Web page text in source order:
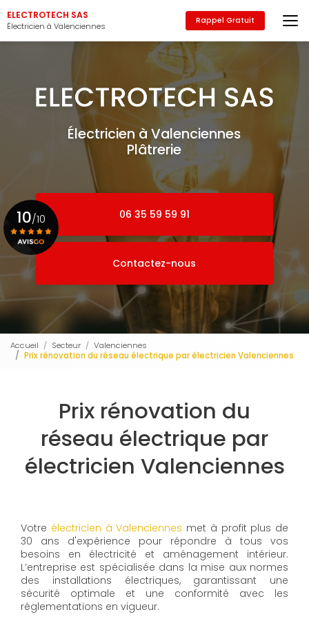
au
contenu
principal
ELECTROTECH SAS
Électricien à Valenciennes
Rappel Gratuit
Électricien à Valenciennes
Plâtrerie
06 35 59 59 91
Contactez-nous
10/10
Accueil Secteur
Valenciennes
Prix rénovation du réseau électrique par électricien Valenciennes
Prix rénovation du
réseau électrique par
électricien Valenciennes
Votre électricien à Valenciennes met à profit plus de
30 ans d'expérience pour répondre à tous vos
besoins en électricité et aménagement intérieur.
L’entreprise est spécialisée dans la mise aux normes
des installations électriques, garantissant une
sécurité optimale et une conformité avec les
réglementations en vigueur.